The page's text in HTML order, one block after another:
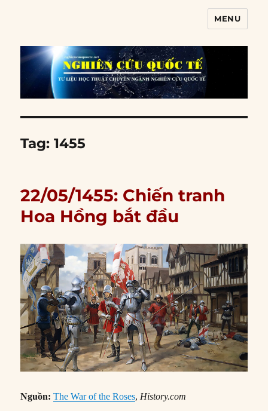
MENU
Tag:1455
22/05/1455: Chiến tranh
Hoa Hồng bắt đầu
Nguồn: The War of the Roses,History.com